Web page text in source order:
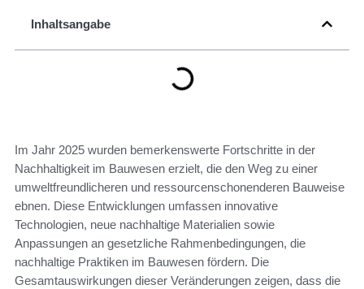
Inhaltsangabe
Im Jahr 2025 wurden bemerkenswerte Fortschritte in der
Nachhaltigkeit im Bauwesen erzielt, die den Weg zu einer
umweltfreundlicheren und ressourcenschonenderen Bauweise
ebnen. Diese Entwicklungen umfassen innovative
Technologien, neue nachhaltige Materialien sowie
Anpassungen an gesetzliche Rahmenbedingungen, die
nachhaltige Praktiken im Bauwesen fördern. Die
Gesamtauswirkungen dieser Veränderungen zeigen, dass die